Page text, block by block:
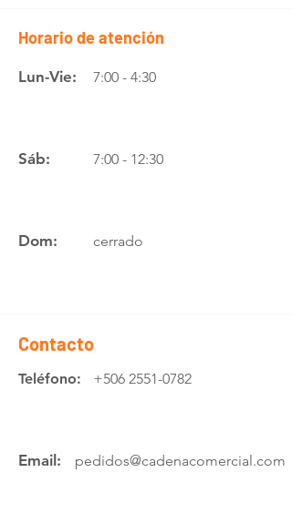
Horario de atención
Lun-Vie: 7:00 - 4:30
Sáb: 7:00 - 12:30
Dom: cerrado
Contacto
Teléfono: +506 2551-0782
Email: pedidos@cadenacomercial.com